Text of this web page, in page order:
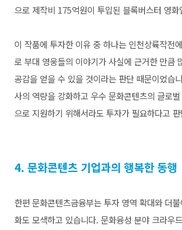
으로 제작비 175억원이 투입된 블록버스터 영화
이 작품에 투자한 이유 중 하나는 인천상륙작전
로 부대 영웅들의 이야기가 사실에 근거한 만큼
공감을 얻을 수 있을 것이라는 판단 때문이었습
사의 역량을 강화하고 우수 문화콘텐츠의 글로
으로 지원하기 위해서라도 투자가 필요하다고
4. 문화콘텐츠 기업과의 행복한 동행
한편 문화콘텐츠금융부는 투자 영역 확대와 더
화도 모색하고 있습니다. 문화융성 분야 크라우